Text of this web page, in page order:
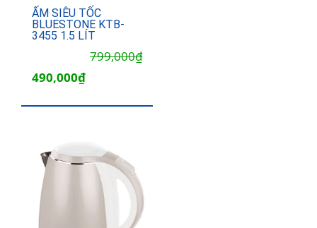
ẤM SIÊU TỐC
BLUESTONE KTB-
3455 1.5 LÍT
799,000₫
gốc
490,000₫
hiện